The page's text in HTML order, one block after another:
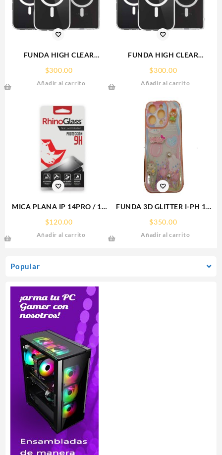
Popular
FUNDA HIGH CLEAR
$300.00
Añadir al carrito
FUNDA HIGH CLEAR
WEKOVER
$300.00
Añadir al carrito
MICA PLANA IP 14PRO / 15
IPHONE 9H RHINOGLASS
$120.00
Añadir al carrito
FUNDA 3D GLITTER I-PH 15
IPHONE PROTECTOR
FUNCASE
$350.00
Añadir al carrito